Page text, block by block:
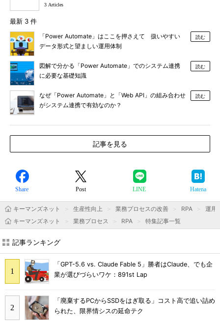
3 Articles
最新 3 件
「Power Automate」はここを押さえて 扱いやすい
データ形式と望ましい運用体制
読む
図解で分かる「Power Automate」でのシステム連携
に必要な基礎知識
読む
なぜ「Power Automate」と「Web API」の組み合わせ
がシステム連携で有効なのか？
読む
記事を見る
Share Post LINE Hatena
キーマンズネット 生産性向上 業務プロセスの改善 RPA
運用
キーマンズネット
業務プロセス RPA 特集記事一覧
記事ランキング
「GPT-5.6 vs. Claude Fable 5」勝者はClaude、でも企
業が選びづらいワケ：891st Lap
「廃棄するPCからSSDをはぎ取る」コスト高で追い詰め
られた、限界情シスの延命テク